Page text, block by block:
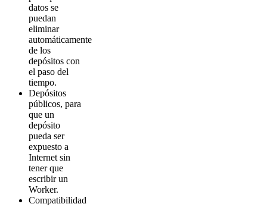
datos se
puedan
eliminar
automáticamente
de los
depósitos con
el paso del
tiempo.
Depósitos
públicos, para
que un
depósito
pueda ser
expuesto a
Internet sin
tener que
escribir un
Worker.
Compatibilidad